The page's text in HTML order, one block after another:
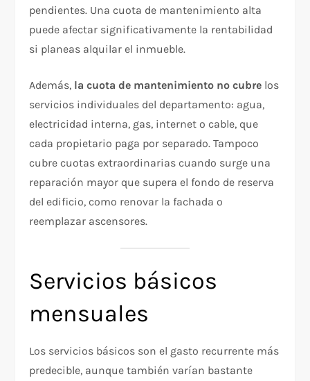
pendientes. Una cuota de mantenimiento alta
puede afectar significativamente la rentabilidad
si planeas alquilar el inmueble.
Además, la cuota de mantenimiento no cubre los
servicios individuales del departamento: agua,
electricidad interna, gas, internet o cable, que
cada propietario paga por separado. Tampoco
cubre cuotas extraordinarias cuando surge una
reparación mayor que supera el fondo de reserva
del edificio, como renovar la fachada o
reemplazar ascensores.
Servicios básicos
mensuales
Los servicios básicos son el gasto recurrente más
predecible, aunque también varían bastante